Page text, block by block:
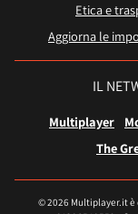
Etica e
Aggiorna le
IL
Multiplayer
The
© 2026 Multiplayer.it è